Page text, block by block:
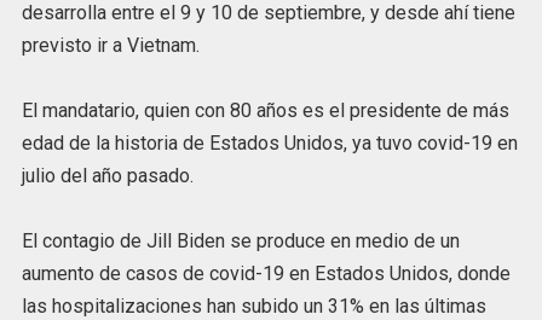
desarrolla entre el 9 y 10 de septiembre, y desde ahí tiene
previsto ir a Vietnam.
El mandatario, quien con 80 años es el presidente de más
edad de la historia de Estados Unidos, ya tuvo covid-19 en
julio del año pasado.
El contagio de Jill Biden se produce en medio de un
aumento de casos de covid-19 en Estados Unidos, donde
las hospitalizaciones han subido un 31% en las últimas